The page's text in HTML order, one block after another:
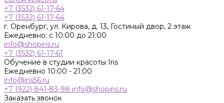
+7 (3532) 61-17-64
+7 (3532) 61-17-64
г. Оренбург, ул. Кирова, д. 13, Гостиный двор, 2 этаж
Ежедневно: с 10:00 до 21:00
info@shopiris.ru
+7 (3532) 61-17-61
Обучение в студии красоты Iris
Ежедневно 10:00 - 21:00
info@iris56.ru
+7 (922) 841-83-98 info@shopiris.ru
Заказать звонок